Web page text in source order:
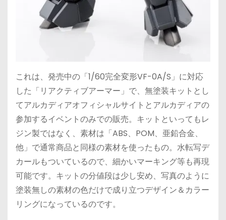
これは、発売中の「1/60完全変形VF-0A/S」に対応
した「リアクティブアーマー」で、無塗装キットとし
てアルカディアオフィシャルサイトとアルカディアの
参加するイベントのみでの販売。キットといってもレ
ジン製ではなく、素材は「ABS、POM、亜鉛合金、
他」で通常商品と同様の素材を使ったもの。水転写デ
カールもついているので、細かいマーキング等も再現
可能です。キットの分値段は少し安め、写真のように
塗装無しの素材の色だけで成り立つデザイン＆カラー
リングになっているのです。